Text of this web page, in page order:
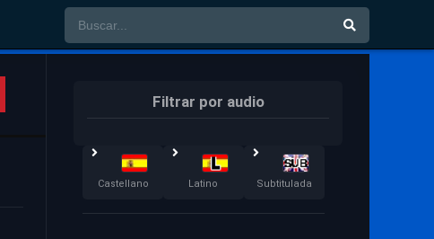
Filtrar por audio
Castellano Latino Subtitulada